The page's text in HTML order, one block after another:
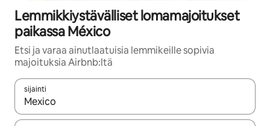
Lemmikkiystävälliset lomamajoitukset
paikassa México
Etsi ja varaa ainutlaatuisia lemmikeille sopivia
majoituksia Airbnb:ltä
sijainti
Kun tulokset ovat saatavilla, navigoi ylös- ja alas-